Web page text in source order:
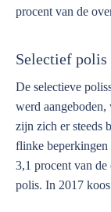
procent van de
Selectief polis
De selectieve
werd aangeboden,
zijn zich er steeds
flinke beperkingen
3,1 procent van
polis. In 2017